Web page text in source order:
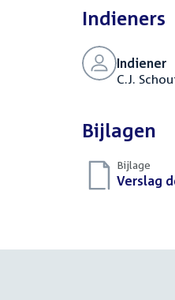
Indieners
Indiener
C.J.
Bijlagen
Bijlage
Verslag